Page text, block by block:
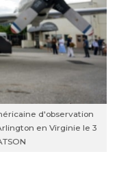
d'observation
en Virginie le 3